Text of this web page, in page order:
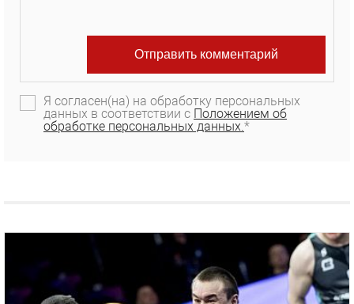
Я согласен(на) на обработку персональных
данных в соответствии с Положением об
обработке персональных данных. *